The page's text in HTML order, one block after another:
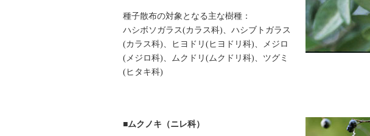
種子散布の対象となる主な樹種：
ハシボソガラス(カラス科)、ハシブトガラス
(カラス科)、ヒヨドリ(ヒヨドリ科)、メジロ
(メジロ科)、ムクドリ(ムクドリ科)、ツグミ
(ヒタキ科)
■ムクノキ（ニレ科）